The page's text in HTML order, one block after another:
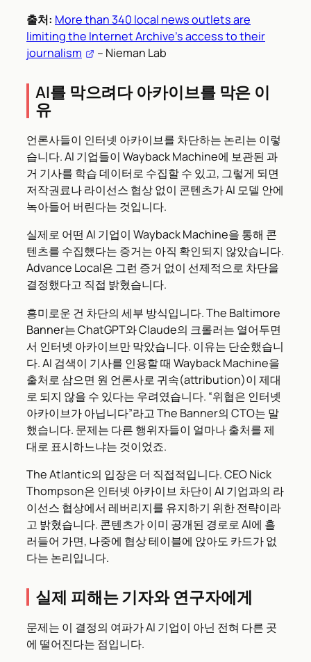
출처: More than 340 local news outlets are
limiting the Internet Archive’s access to their
journalism
– Nieman Lab
AI를 막으려다 아카이브를 막은 이
유
언론사들이 인터넷 아카이브를 차단하는 논리는 이렇
습니다. AI 기업들이 Wayback Machine에 보관된 과
거 기사를 학습 데이터로 수집할 수 있고, 그렇게 되면
저작권료나 라이선스 협상 없이 콘텐츠가 AI 모델 안에
녹아들어 버린다는 것입니다.
실제로 어떤 AI 기업이 Wayback Machine을 통해 콘
텐츠를 수집했다는 증거는 아직 확인되지 않았습니다.
Advance Local은 그런 증거 없이 선제적으로 차단을
결정했다고 직접 밝혔습니다.
흥미로운 건 차단의 세부 방식입니다. The Baltimore
Banner는 ChatGPT와 Claude의 크롤러는 열어두면
서 인터넷 아카이브만 막았습니다. 이유는 단순했습니
다. AI 검색이 기사를 인용할 때 Wayback Machine을
출처로 삼으면 원 언론사로 귀속(attribution)이 제대
로 되지 않을 수 있다는 우려였습니다. “위협은 인터넷
아카이브가 아닙니다”라고 The Banner의 CTO는 말
했습니다. 문제는 다른 행위자들이 얼마나 출처를 제
대로 표시하느냐는 것이었죠.
The Atlantic의 입장은 더 직접적입니다. CEO Nick
Thompson은 인터넷 아카이브 차단이 AI 기업과의 라
이선스 협상에서 레버리지를 유지하기 위한 전략이라
고 밝혔습니다. 콘텐츠가 이미 공개된 경로로 AI에 흘
러들어 가면, 나중에 협상 테이블에 앉아도 카드가 없
다는 논리입니다.
실제 피해는 기자와 연구자에게
문제는 이 결정의 여파가 AI 기업이 아닌 전혀 다른 곳
에 떨어진다는 점입니다.